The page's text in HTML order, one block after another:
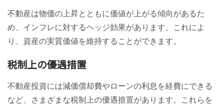
不動産は物価の上昇とともに価値が上がる傾向があるた
め、インフレに対するヘッジ効果があります。これによ
り、資産の実質価値を維持することができます。
税制上の優遇措置
不動産投資には減価償却費やローンの利息を経費にできる
など、さまざまな税制上の優遇措置があります。これらを